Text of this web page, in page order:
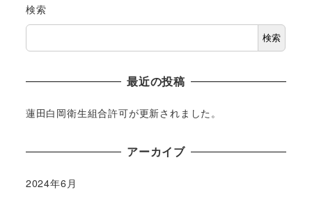
検索
検索
最近の投稿
蓮田白岡衛生組合許可が更新されました。
アーカイブ
2024年6月